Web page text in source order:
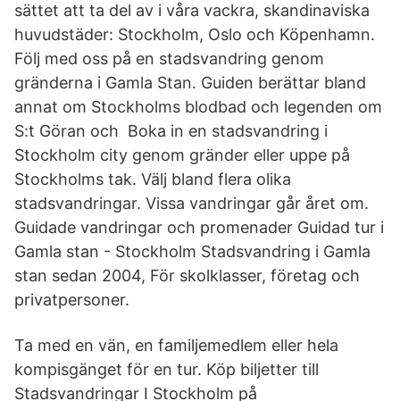
sättet att ta del av i våra vackra, skandinaviska
huvudstäder: Stockholm, Oslo och Köpenhamn.
Följ med oss på en stadsvandring genom
gränderna i Gamla Stan. Guiden berättar bland
annat om Stockholms blodbad och legenden om
S:t Göran och Boka in en stadsvandring i
Stockholm city genom gränder eller uppe på
Stockholms tak. Välj bland flera olika
stadsvandringar. Vissa vandringar går året om.
Guidade vandringar och promenader Guidad tur i
Gamla stan - Stockholm Stadsvandring i Gamla
stan sedan 2004, För skolklasser, företag och
privatpersoner.
Ta med en vän, en familjemedlem eller hela
kompisgänget för en tur. Köp biljetter till
Stadsvandringar I Stockholm på